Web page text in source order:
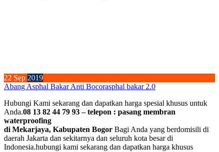
22 Sep 2019
Abang Asphal Bakar Anti Bocorasphal bakar 2.0
Hubungi Kami sekarang dan dapatkan harga spesial khusus untuk
Anda.08 13 82 44 79 93 – telepon : pasang membran
waterproofing
di Mekarjaya, Kabupaten Bogor Bagi Anda yang berdomisili di
daerah Jakarta dan sekitarnya dan seluruh kota besar di
Indonesia.hubungi kami sekarang dan dapatkan harga khusus